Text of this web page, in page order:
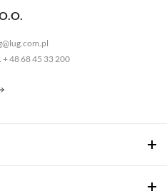
+ 48 68 45 33 200